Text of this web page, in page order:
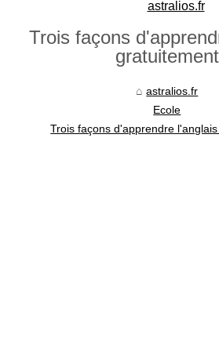
Trois façons
gratuitement
astralios.fr
Ecole
Trois façons d'apprendre
astralios.fr